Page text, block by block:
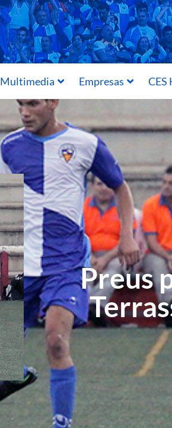
Multimedia Empresas CES
Preus